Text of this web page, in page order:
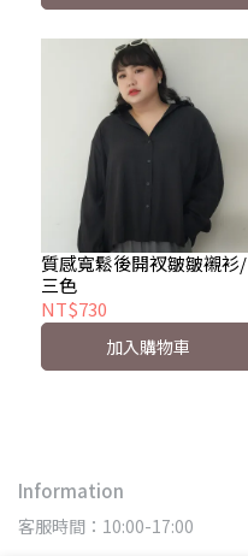
質感寬鬆後開衩皺皺襯衫/
三色
NT$730
加入購物車
Information
客服時間：10:00-17:00